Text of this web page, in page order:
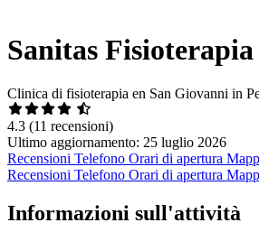
Sanitas Fisioterapia
Clinica di fisioterapia en San Giovanni in
4.3 (11 recensioni)
Ultimo aggiornamento: 25 luglio 2026
Recensioni Telefono Orari di apertura
Recensioni Telefono Orari di apertura
Informazioni sull'attività